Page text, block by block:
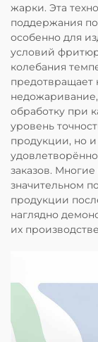
жарки. Эта
поддержания
особенно для
условий
колебания
предотвращает
обработку при
уровень
продукции, но
заказов.
значительном
продукции
наглядно
их